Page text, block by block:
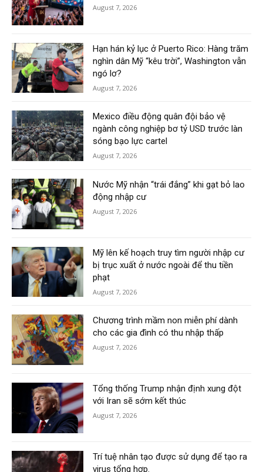
August 7, 2026
Hạn hán kỷ lục ở Puerto Rico: Hàng trăm
nghìn dân Mỹ “kêu trời”, Washington vẫn
ngó lơ?
August 7, 2026
Mexico điều động quân đội bảo vệ
ngành công nghiệp bơ tỷ USD trước làn
sóng bạo lực cartel
August 7, 2026
Nước Mỹ nhận “trái đắng” khi gạt bỏ lao
động nhập cư
August 7, 2026
Mỹ lên kế hoạch truy tìm người nhập cư
bị trục xuất ở nước ngoài để thu tiền
phạt
August 7, 2026
Chương trình mầm non miễn phí dành
cho các gia đình có thu nhập thấp
August 7, 2026
Tổng thống Trump nhận định xung đột
với Iran sẽ sớm kết thúc
August 7, 2026
Trí tuệ nhân tạo được sử dụng để tạo ra
virus tổng hợp.